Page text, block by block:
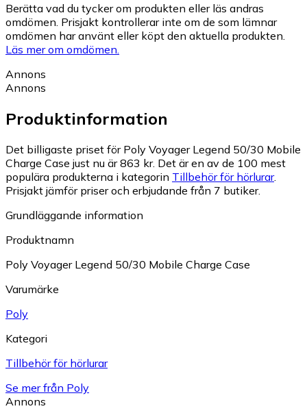
Berätta vad du tycker om produkten eller läs andras
omdömen. Prisjakt kontrollerar inte om de som lämnar
omdömen har använt eller köpt den aktuella produkten.
Läs mer om omdömen.
Annons
Annons
Produktinformation
Det billigaste priset för Poly Voyager Legend 50/30 Mobile
Charge Case just nu är 863 kr. Det är en av de 100 mest
populära produkterna i kategorin Tillbehör för hörlurar.
Prisjakt jämför priser och erbjudande från 7 butiker.
Grundläggande information
Produktnamn
Poly Voyager Legend 50/30 Mobile Charge Case
Varumärke
Poly
Kategori
Tillbehör för hörlurar
Se mer från Poly
Annons